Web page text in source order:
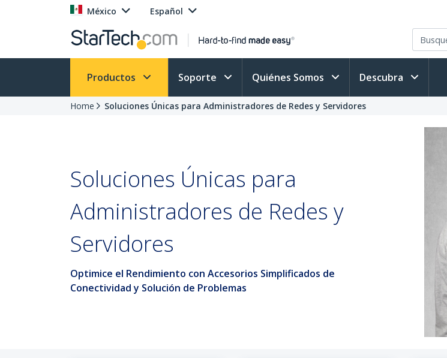
México Español
Productos Soporte Quiénes Somos Descubra
Home Soluciones Únicas para Administradores de Redes y Servidores
Soluciones Únicas para
Administradores de Redes y
Servidores
Optimice el Rendimiento con Accesorios Simplificados de
Conectividad y Solución de Problemas